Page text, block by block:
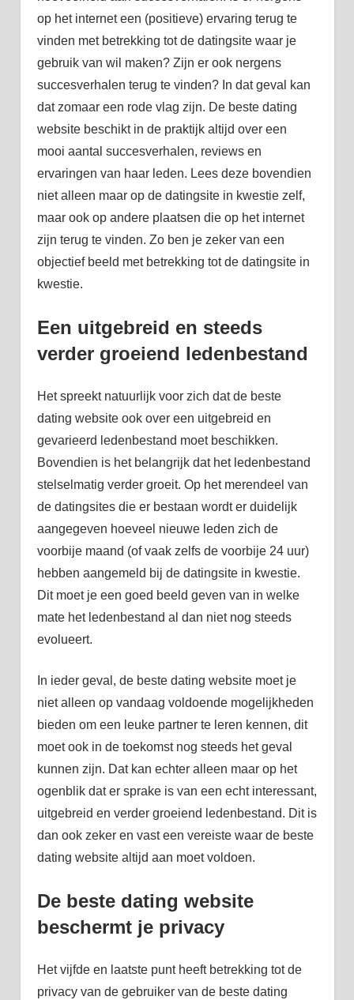
op het internet een (positieve) ervaring terug te
vinden met betrekking tot de datingsite waar je
gebruik van wil maken? Zijn er ook nergens
succesverhalen terug te vinden? In dat geval kan
dat zomaar een rode vlag zijn. De beste dating
website beschikt in de praktijk altijd over een
mooi aantal succesverhalen, reviews en
ervaringen van haar leden. Lees deze bovendien
niet alleen maar op de datingsite in kwestie zelf,
maar ook op andere plaatsen die op het internet
zijn terug te vinden. Zo ben je zeker van een
objectief beeld met betrekking tot de datingsite in
kwestie.
Een uitgebreid en steeds
verder groeiend ledenbestand
Het spreekt natuurlijk voor zich dat de beste
dating website ook over een uitgebreid en
gevarieerd ledenbestand moet beschikken.
Bovendien is het belangrijk dat het ledenbestand
stelselmatig verder groeit. Op het merendeel van
de datingsites die er bestaan wordt er duidelijk
aangegeven hoeveel nieuwe leden zich de
voorbije maand (of vaak zelfs de voorbije 24 uur)
hebben aangemeld bij de datingsite in kwestie.
Dit moet je een goed beeld geven van in welke
mate het ledenbestand al dan niet nog steeds
evolueert.
In ieder geval, de beste dating website moet je
niet alleen op vandaag voldoende mogelijkheden
bieden om een leuke partner te leren kennen, dit
moet ook in de toekomst nog steeds het geval
kunnen zijn. Dat kan echter alleen maar op het
ogenblik dat er sprake is van een echt interessant,
uitgebreid en verder groeiend ledenbestand. Dit is
dan ook zeker en vast een vereiste waar de beste
dating website altijd aan moet voldoen.
De beste dating website
beschermt je privacy
Het vijfde en laatste punt heeft betrekking tot de
privacy van de gebruiker van de beste dating